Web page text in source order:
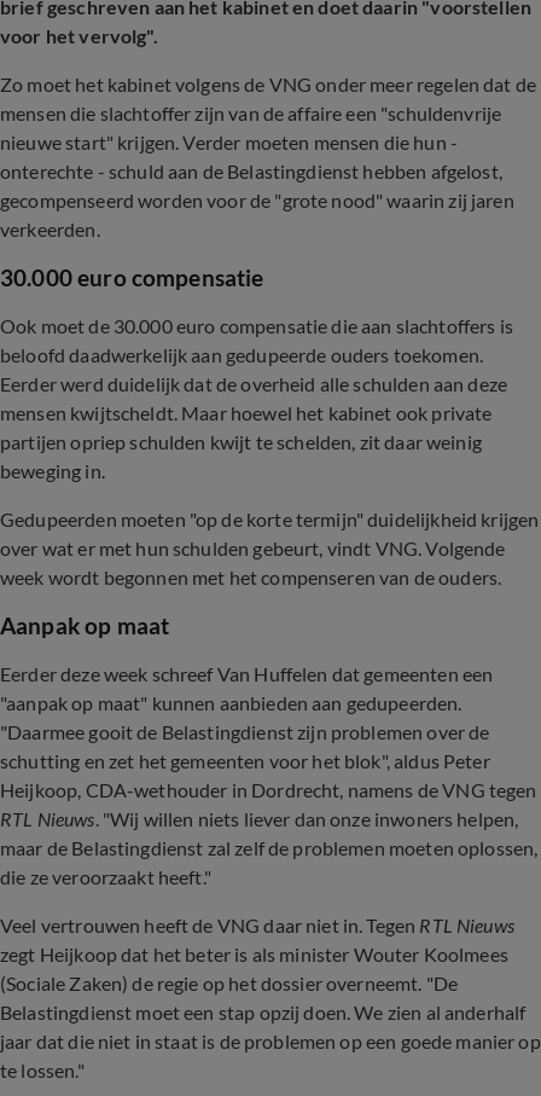
brief geschreven aan het kabinet en doet daarin "voorstellen
voor het vervolg".
Zo moet het kabinet volgens de VNG onder meer regelen dat de
mensen die slachtoffer zijn van de affaire een "schuldenvrije
nieuwe start" krijgen. Verder moeten mensen die hun -
onterechte - schuld aan de Belastingdienst hebben afgelost,
gecompenseerd worden voor de "grote nood" waarin zij jaren
verkeerden.
30.000 euro compensatie
Ook moet de 30.000 euro compensatie die aan slachtoffers is
beloofd daadwerkelijk aan gedupeerde ouders toekomen.
Eerder werd duidelijk dat de overheid alle schulden aan deze
mensen kwijtscheldt. Maar hoewel het kabinet ook private
partijen opriep schulden kwijt te schelden, zit daar weinig
beweging in.
Gedupeerden moeten "op de korte termijn" duidelijkheid krijgen
over wat er met hun schulden gebeurt, vindt VNG. Volgende
week wordt begonnen met het compenseren van de ouders.
Aanpak op maat
Eerder deze week schreef Van Huffelen dat gemeenten een
"aanpak op maat" kunnen aanbieden aan gedupeerden.
"Daarmee gooit de Belastingdienst zijn problemen over de
schutting en zet het gemeenten voor het blok", aldus Peter
Heijkoop, CDA-wethouder in Dordrecht, namens de VNG tegen
RTL Nieuws. "Wij willen niets liever dan onze inwoners helpen,
maar de Belastingdienst zal zelf de problemen moeten oplossen,
die ze veroorzaakt heeft."
Veel vertrouwen heeft de VNG daar niet in. Tegen RTL Nieuws
zegt Heijkoop dat het beter is als minister Wouter Koolmees
(Sociale Zaken) de regie op het dossier overneemt. "De
Belastingdienst moet een stap opzij doen. We zien al anderhalf
jaar dat die niet in staat is de problemen op een goede manier op
te lossen."